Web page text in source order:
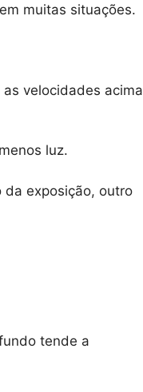
muitas situações.
velocidades acima
luz.
da exposição, outro
tende a